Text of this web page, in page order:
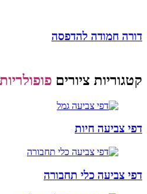
דורה חמודה להדפסה
קטגוריות ציורים פופולריות
דפי צביעה חיות
דפי צביעה כלי תחבורה